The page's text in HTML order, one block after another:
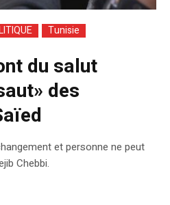
Tunisie
du salut
des
et personne ne peut
Chebbi.